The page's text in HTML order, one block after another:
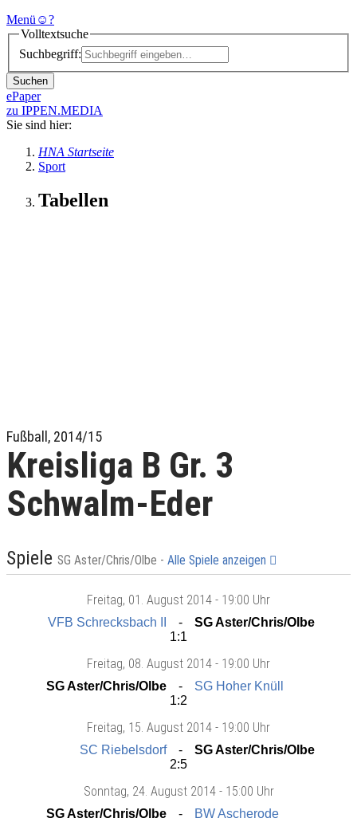
Menü ☺?
Volltextsuche
Suchbegriff:
Suchen
ePaper
zu IPPEN.MEDIA
Sie sind hier:
HNA Startseite
Sport
Tabellen
Fußball, 2014/15
Kreisliga B Gr. 3
Schwalm-Eder
Spiele SG Aster/Chris/Olbe - Alle Spiele anzeigen
Freitag, 01. August 2014 - 19:00 Uhr
VFB Schrecksbach II
SG Aster/Chris/Olbe
1:1
Freitag, 08. August 2014 - 19:00 Uhr
SG Aster/Chris/Olbe
SG Hoher Knüll
1:2
Freitag, 15. August 2014 - 19:00 Uhr
SC Riebelsdorf
SG Aster/Chris/Olbe
2:5
Sonntag, 24. August 2014 - 15:00 Uhr
SG Aster/Chris/Olbe BW Ascherode